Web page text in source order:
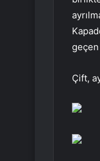
Çift,